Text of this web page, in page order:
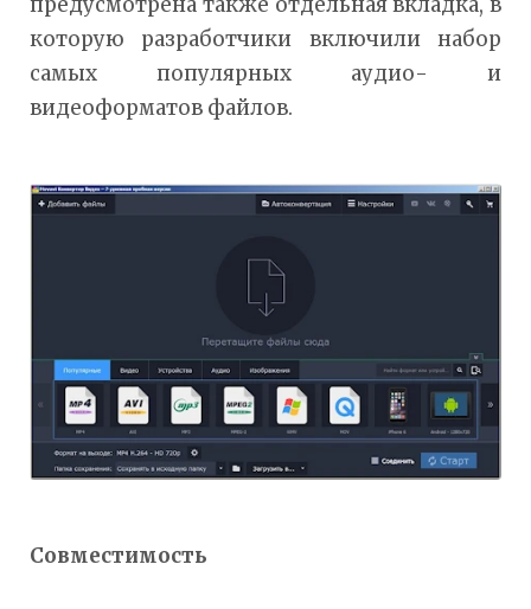
которую разработчики включили набор
самых популярных аудио- и
видеоформатов файлов.
Совместимость